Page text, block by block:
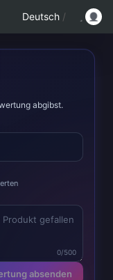
Deutsch /
abgibst.
0/500
absenden